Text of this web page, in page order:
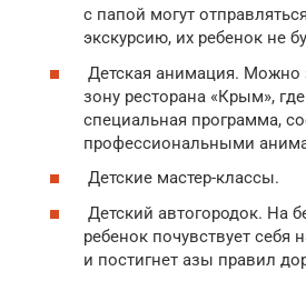
с папой могут
экскурсию, их ребенок не
Детская анимация. Можно
зону ресторана «Крым»,
специальная программа,
профессиональными
Детские мастер-классы.
Детский автогородок. На
ребенок почувствует
и постигнет азы правил